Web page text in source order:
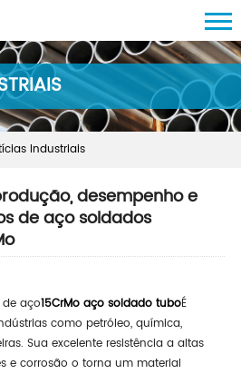
Industriais
desempenho e
de aço soldados
aço15CrMo aço soldado tuboÉ
como petróleo, química,
Sua excelente resistência a altas
e corrosão o torna um material